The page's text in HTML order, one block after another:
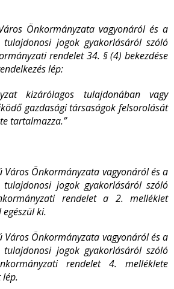
Önkormányzata vagyonáról és a
tulajdonosi jogok gyakorlásáról szóló
rendelet 34. § (4) bekezdése
lép:
kizárólagos tulajdonában vagy
gazdasági társaságok felsorolását
tartalmazza.”
Város Önkormányzata vagyonáról és a
tulajdonosi jogok gyakorlásáról szóló
rendelet a 2. melléklet
ki.
Város Önkormányzata vagyonáról és a
tulajdonosi jogok gyakorlásáról szóló
rendelet 4. melléklete
lép.